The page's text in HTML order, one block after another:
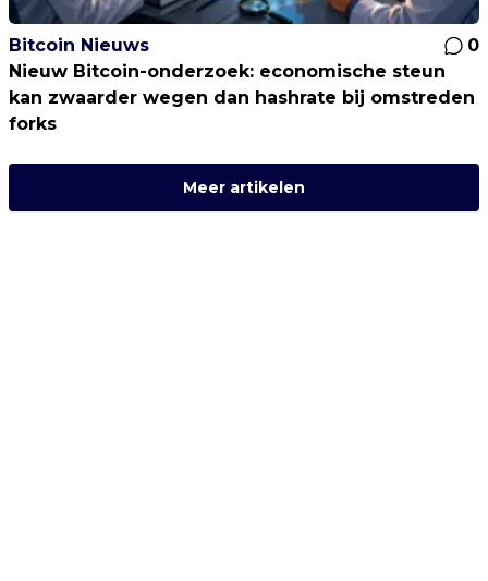
Bitcoin Nieuws
0
Nieuw Bitcoin-onderzoek: economische steun
kan zwaarder wegen dan hashrate bij omstreden
forks
Meer artikelen